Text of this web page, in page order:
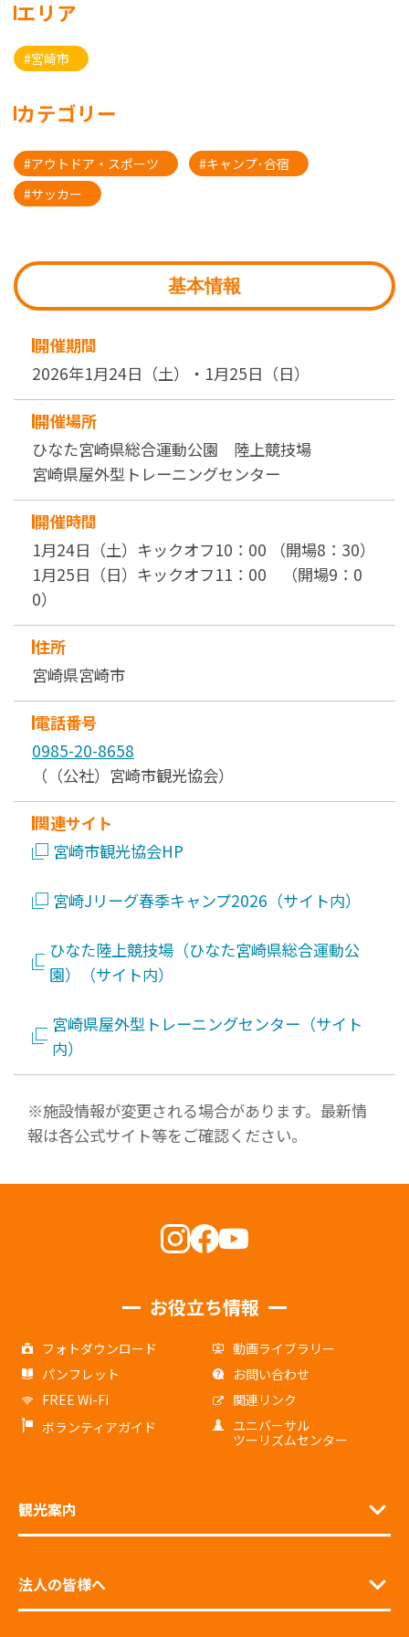
エリア
#宮崎市
カテゴリー
#アウトドア・スポーツ
#キャンプ･合宿
#サッカー
基本情報
開催期間
2026年1月24日（土）・1月25日（日）
開催場所
ひなた宮崎県総合運動公園 陸上競技場
宮崎県屋外型トレーニングセンター
開催時間
1月24日（土）キックオフ10：00 （開場8：30）
1月25日（日）キックオフ11：00 （開場9：0
0）
住所
宮崎県宮崎市
電話番号
0985-20-8658
（（公社）宮崎市観光協会）
関連サイト
宮崎市観光協会HP
宮崎Jリーグ春季キャンプ2026（サイト内）
ひなた陸上競技場（ひなた宮崎県総合運動公
園）（サイト内）
宮崎県屋外型トレーニングセンター（サイト
内）
※施設情報が変更される場合があります。最新情
報は各公式サイト等をご確認ください。
お役立ち情報
フォトダウンロード
動画ライブラリー
パンフレット
お問い合わせ
FREE Wi-Fi
関連リンク
ボランティアガイド
ユニバーサル
ツーリズムセンター
観光案内
法人の皆様へ